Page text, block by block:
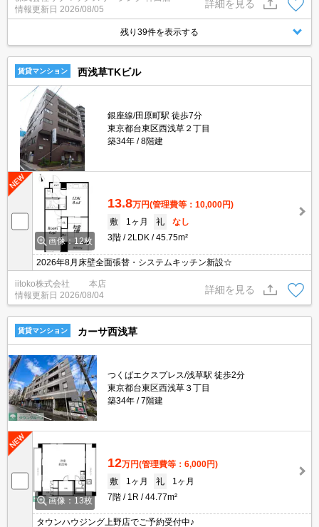
情報更新日 2026/08/05
詳細を見る
残り39件を表示する
賃貸マンション 西浅草TKビル
銀座線/田原町駅 徒歩7分
東京都台東区西浅草２丁目
築34年
8階建
画像：12枚
13.8万円(管理費等：10,000円)
敷
1ヶ月 礼
なし
3階
2LDK 45.75m²
2026年8月床壁全面張替・システムキッチン新設☆
iitoko株式会社 本店
情報更新日 2026/08/04
詳細を見る
賃貸マンション カーサ西浅草
つくばエクスプレス/浅草駅 徒歩2分
東京都台東区西浅草３丁目
築34年
7階建
画像：13枚
12万円(管理費等：6,000円)
敷
1ヶ月 礼
1ヶ月
7階
1R 44.77m²
タウンハウジング上野店でご予約受付中♪